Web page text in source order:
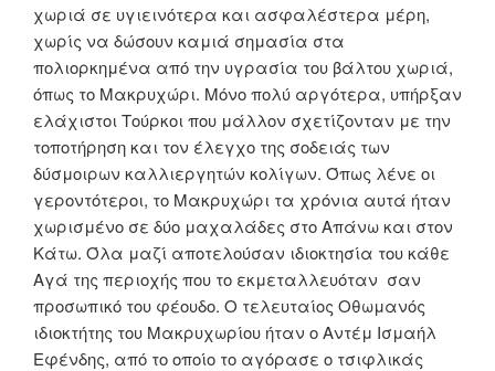
χωριά σε υγιεινότερα και ασφαλέστερα μέρη,
χωρίς να δώσουν καμιά σημασία στα
πολιορκημένα από την υγρασία του βάλτου χωριά,
όπως το Μακρυχώρι. Μόνο πολύ αργότερα, υπήρξαν
ελάχιστοι Τούρκοι που μάλλον σχετίζονταν με την
τοποτήρηση και τον έλεγχο της σοδειάς των
δύσμοιρων καλλιεργητών κολίγων. Όπως λένε οι
γεροντότεροι, το Μακρυχώρι τα χρόνια αυτά ήταν
χωρισμένο σε δύο μαχαλάδες στο Απάνω και στον
Κάτω. Όλα μαζί αποτελούσαν ιδιοκτησία του κάθε
Αγά της περιοχής που το εκμεταλλευόταν σαν
προσωπικό του φέουδο. Ο τελευταίος Οθωμανός
ιδιοκτήτης του Μακρυχωρίου ήταν ο Αντέμ Ισμαήλ
Εφένδης, από το οποίο το αγόρασε ο τσιφλικάς